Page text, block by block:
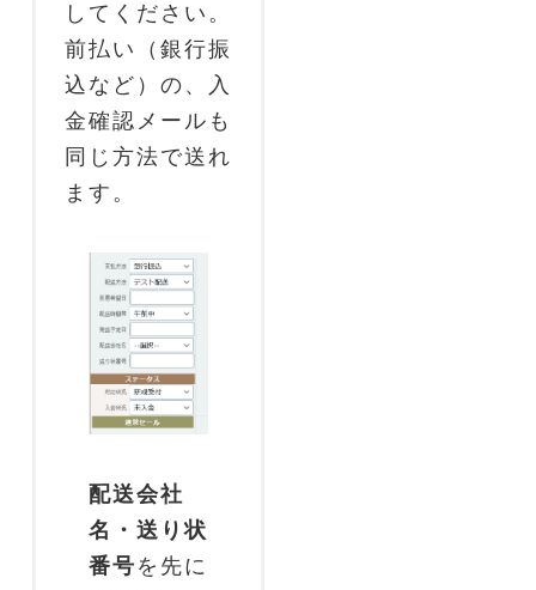
してください。
前払い（銀行振
込など）の、入
金確認メールも
同じ方法で送れ
ます。
配送会社
名・送り状
番号 を先に